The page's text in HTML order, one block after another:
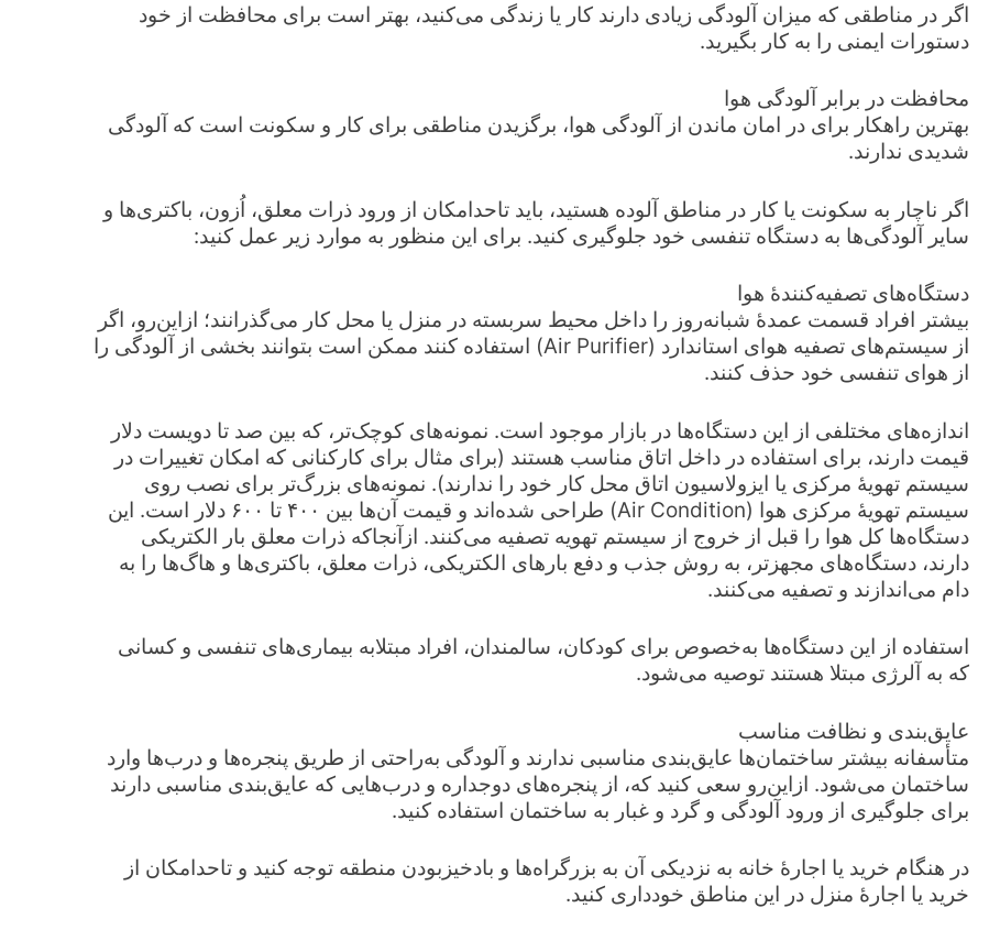
اگر در مناطقی که میزان آلودگی زيادی دارند کار يا زندگی می‌کنيد، بهتر است برای محافظت از خود
دستورات ايمنی را به کار بگیرید.
محافظت در برابر آلودگی هوا
بهترین راهکار برای در امان ماندن از آلودگی هوا، برگزیدن مناطقی برای کار و سکونت است که آلودگی
شدیدی ندارند.
اگر ناچار به سکونت یا کار در مناطق آلوده هستید، باید تاحدامکان از ورود ذرات معلق، اُزون، باکتری‌ها و
سایر آلودگی‌ها به دستگاه تنفسی خود جلوگیری کنید. برای این منظور به موارد زیر عمل کنید:
دستگاه‌های تصفیه‌کنندۀ هوا
بیشتر افراد قسمت عمدۀ شبانه‌روز را داخل محیط سربسته در منزل یا محل کار می‌گذرانند؛ ازاین‌رو، اگر
از سیستم‌های تصفیه هوای استاندارد (Air Purifier) استفاده کنند ممکن است بتوانند بخشی از آلودگی را
از هوای تنفسی خود حذف کنند.
اندازه‌های مختلفی از این دستگاه‌ها در بازار موجود است. نمونه‌های کوچک‌تر، که بین صد تا دویست دلار
قیمت دارند، برای استفاده در داخل اتاق مناسب هستند (برای مثال برای کارکنانی که امکان تغییرات در
سیستم تهویۀ مرکزی یا ایزولاسیون اتاق محل کار خود را ندارند). نمونه‌های بزرگ‌تر برای نصب روی
سیستم تهویۀ مرکزی هوا (Air Condition) طراحی شده‌اند و قیمت آن‌ها بین ۴۰۰ تا ۶۰۰ دلار است. این
دستگاه‌ها کل هوا را قبل از خروج از سیستم تهویه تصفیه می‌کنند. ازآنجا‌که ذرات معلق بار الکتریکی
دارند، دستگاه‌های مجهزتر، به روش جذب و دفع بارهای الکتریکی، ذرات معلق، باکتری‌ها و هاگ‌ها را به
دام می‌اندازند و تصفیه می‌کنند.
استفاده از این دستگاه‌ها به‌خصوص برای کودکان، سالمندان، افراد مبتلابه بیماری‌های تنفسی و کسانی
که به آلرژی مبتلا هستند توصیه می‌شود.
عایق‌بندی و نظافت مناسب
متأسفانه بیشتر ساختمان‌ها عایق‌بندی مناسبی ندارند و آلودگی به‌راحتی از طریق پنجره‌ها و درب‌ها وارد
ساختمان می‌شود. ازاین‌رو سعی کنید که، از پنجره‌های دوجداره و درب‌هایی که عایق‌بندی مناسبی دارند
برای جلوگیری از ورود آلودگی و گرد و غبار به ساختمان استفاده کنید.
در هنگام خرید یا اجارۀ خانه به نزدیکی آن به بزرگراه‌ها و بادخیزبودن منطقه توجه کنید و تاحدامکان از
خرید یا اجارۀ منزل در این مناطق خودداری کنید.